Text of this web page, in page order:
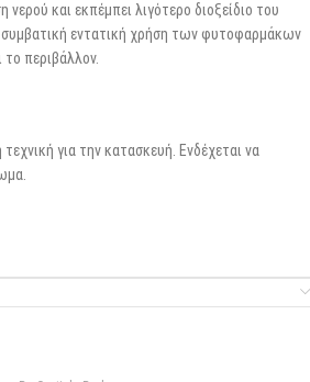
και εκπέμπει λιγότερο διοξείδιο του
εντατική χρήση των φυτοφαρμάκων
περιβάλλον.
για την κατασκευή. Ενδέχεται να